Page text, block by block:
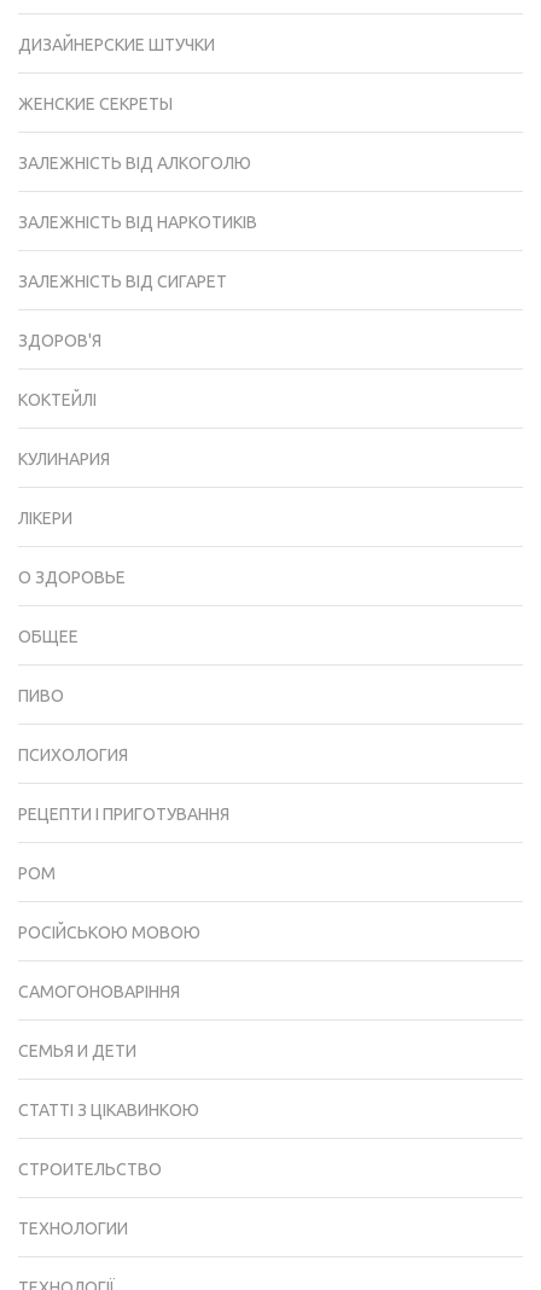
ДИЗАЙНЕРСКИЕ ШТУЧКИ
ЖЕНСКИЕ СЕКРЕТЫ
ЗАЛЕЖНІСТЬ ВІД АЛКОГОЛЮ
ЗАЛЕЖНІСТЬ ВІД НАРКОТИКІВ
ЗАЛЕЖНІСТЬ ВІД СИГАРЕТ
ЗДОРОВ'Я
КОКТЕЙЛІ
КУЛИНАРИЯ
ЛІКЕРИ
О ЗДОРОВЬЕ
ОБЩЕЕ
ПИВО
ПСИХОЛОГИЯ
РЕЦЕПТИ І ПРИГОТУВАННЯ
РОМ
РОСІЙСЬКОЮ МОВОЮ
САМОГОНОВАРІННЯ
СЕМЬЯ И ДЕТИ
СТАТТІ З ЦІКАВИНКОЮ
СТРОИТЕЛЬСТВО
ТЕХНОЛОГИИ